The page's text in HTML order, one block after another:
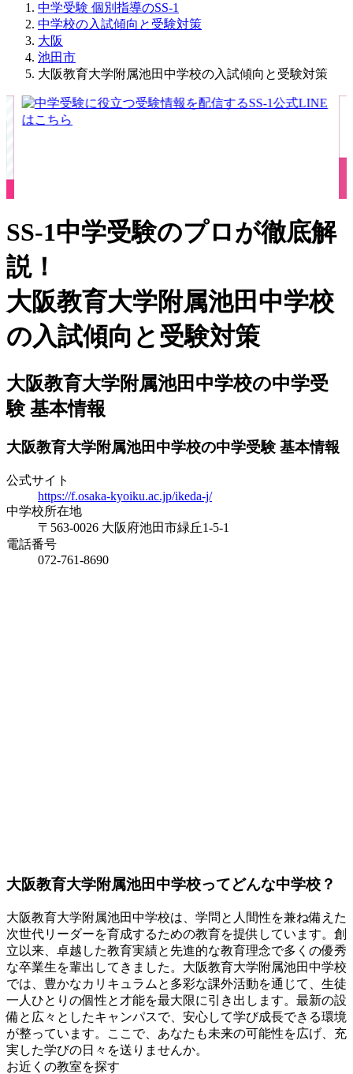
中学受験 個別指導のSS-1
中学校の入試傾向と受験対策
大阪
池田市
大阪教育大学附属池田中学校の入試傾向と受験対策
SS-1中学受験のプロが徹底解
説！
大阪教育大学附属池田中学校
の入試傾向と受験対策
大阪教育大学附属池田中学校の中学受
験 基本情報
大阪教育大学附属池田中学校の中学受験 基本情報
公式サイト
https://f.osaka-kyoiku.ac.jp/ikeda-j/
中学校所在地
〒563-0026 大阪府池田市緑丘1-5-1
電話番号
072-761-8690
大阪教育大学附属池田中学校ってどんな中学校？
大阪教育大学附属池田中学校は、学問と人間性を兼ね備えた
次世代リーダーを育成するための教育を提供しています。創
立以来、卓越した教育実績と先進的な教育理念で多くの優秀
な卒業生を輩出してきました。大阪教育大学附属池田中学校
では、豊かなカリキュラムと多彩な課外活動を通じて、生徒
一人ひとりの個性と才能を最大限に引き出します。最新の設
備と広々としたキャンパスで、安心して学び成長できる環境
が整っています。ここで、あなたも未来の可能性を広げ、充
実した学びの日々を送りませんか。
お近くの教室を探す